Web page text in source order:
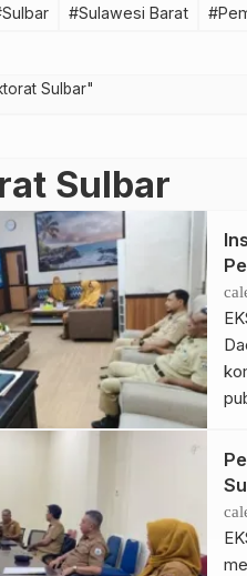
#Sulawesi Barat
Sulbar"
Sulbar